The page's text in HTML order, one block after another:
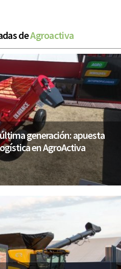
deAgroactiva
generación: apuesta
en AgroActiva